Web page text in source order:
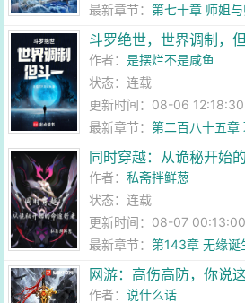
最新章节：第七十章 师姐
斗罗绝世，世界调制，
作者：是摆烂不是咸鱼
状态：连载
更新时间：08-06 12:18:30
最新章节：第二百八十五章
金属
同时穿越：从诡秘开始
作者：私斋拌鲜葱
状态：连载
更新时间：08-07 00:13:00
最新章节：第143章 无缘诞
网游：高伤高防，你说
作者：说什么话